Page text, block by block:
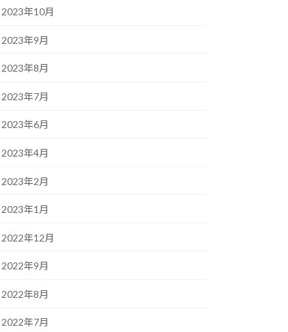
2023年10月
2023年9月
2023年8月
2023年7月
2023年6月
2023年4月
2023年2月
2023年1月
2022年12月
2022年9月
2022年8月
2022年7月